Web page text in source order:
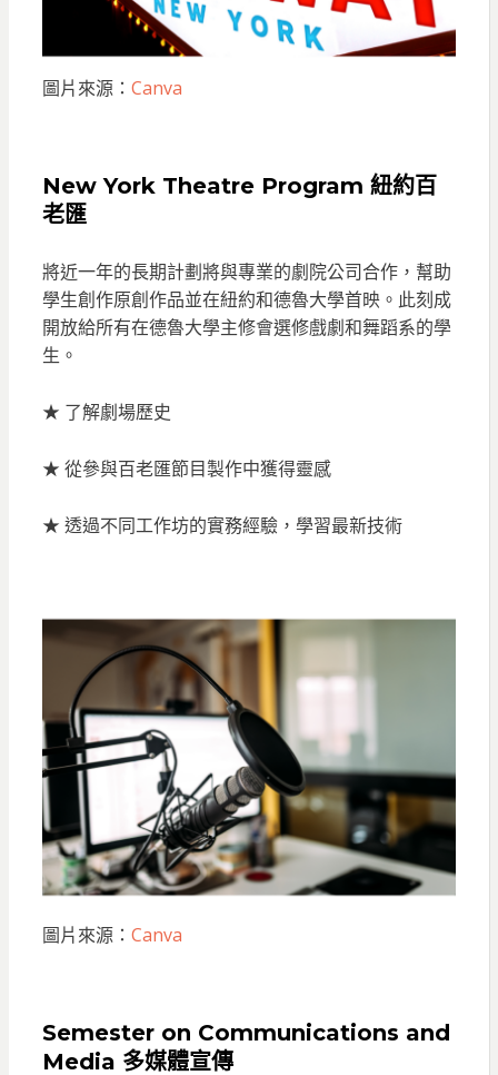
圖片來源： Canva
New York Theatre Program 紐約百
老匯
將近一年的長期計劃將與專業的劇院公司合作，幫助
學生創作原創作品並在紐約和德魯大學首映。此刻成
開放給所有在德魯大學主修會選修戲劇和舞蹈系的學
生。
★ 了解劇場歷史
★ 從參與百老匯節目製作中獲得靈感
★ 透過不同工作坊的實務經驗，學習最新技術
圖片來源： Canva
Semester on Communications and
Media 多媒體宣傳